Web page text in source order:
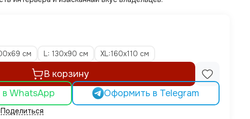
см L: 130х90 см XL:160х110 см
В корзину
WhatsApp
Оформить в Telegram
Поделиться